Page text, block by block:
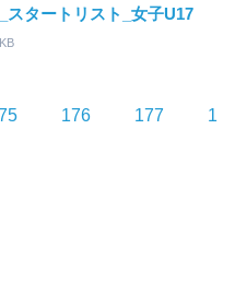
タートリスト_女子U17
176 177